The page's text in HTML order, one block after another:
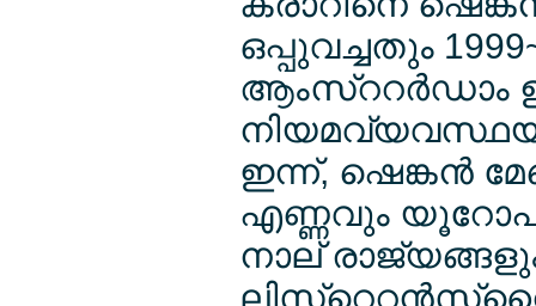
ഒപ്പുവച്ചതും
ആംസ്ററര്‍ഡാം
ഇന്ന്, ഷെങ്കന്‍
എണ്ണവും
നാല്